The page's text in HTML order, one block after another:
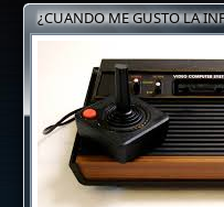
¿CUANDO ME GUSTO LA